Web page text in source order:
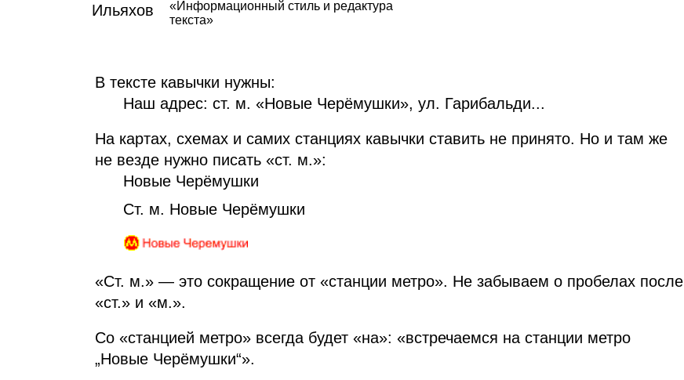
«Информационный стиль и редактура
текста»
В тексте кавычки нужны:
Наш адрес: ст. м. «Новые Черёмушки», ул. Гарибальди...
На картах, схемах и самих станциях кавычки ставить не принято. Но и там же
не везде нужно писать «ст. м.»:
Новые Черёмушки
Ст. м. Новые Черёмушки
«Ст. м.» — это сокращение от «станции метро». Не забываем о пробелах после
«ст.» и «м.».
Со «станцией метро» всегда будет «на»: «встречаемся на станции метро
„Новые Черёмушки“».